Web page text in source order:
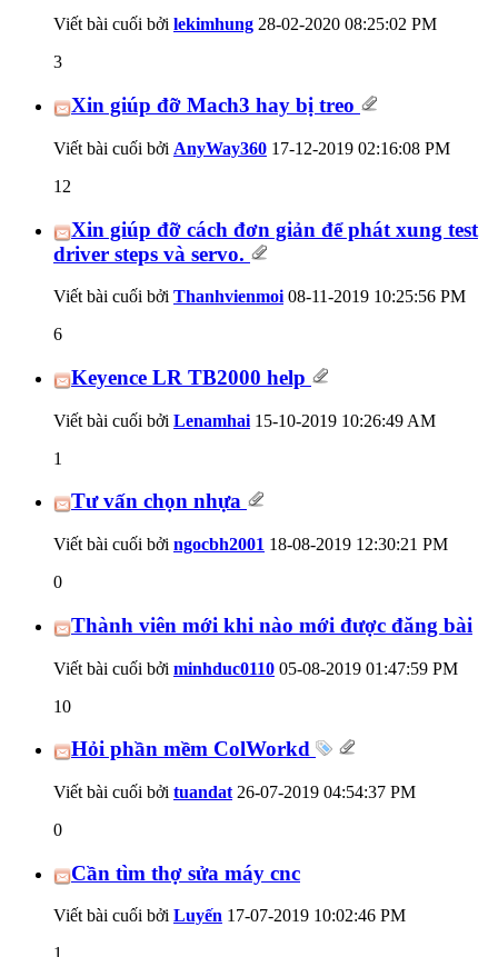
Viết bài cuối bởi lekimhung 28-02-2020 08:25:02 PM
3
Xin giúp đỡ Mach3 hay bị treo
Viết bài cuối bởi AnyWay360 17-12-2019 02:16:08 PM
12
Xin giúp đỡ cách đơn giản để phát xung test
driver steps và servo.
Viết bài cuối bởi Thanhvienmoi 08-11-2019 10:25:56 PM
6
Keyence LR TB2000 help
Viết bài cuối bởi Lenamhai 15-10-2019 10:26:49 AM
1
Tư vấn chọn nhựa
Viết bài cuối bởi ngocbh2001 18-08-2019 12:30:21 PM
0
Thành viên mới khi nào mới được đăng bài
Viết bài cuối bởi minhduc0110 05-08-2019 01:47:59 PM
10
Hỏi phần mềm ColWorkd
Viết bài cuối bởi tuandat 26-07-2019 04:54:37 PM
0
Cần tìm thợ sửa máy cnc
Viết bài cuối bởi Luyến 17-07-2019 10:02:46 PM